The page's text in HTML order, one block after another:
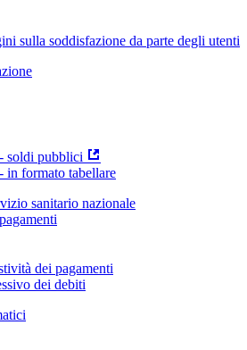
sulla soddisfazione da parte degli utenti
soldi pubblici
in formato tabellare
sanitario nazionale
dei pagamenti
dei debiti